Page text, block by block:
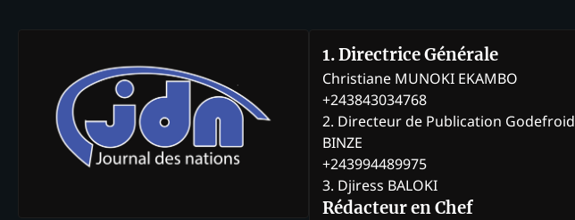
1. Directrice Générale
Christiane MUNOKI EKAMBO
+243843034768
2. Directeur de Publication Godefroid
BINZE
+243994489975
3. Djiress BALOKI
Rédacteur en Chef